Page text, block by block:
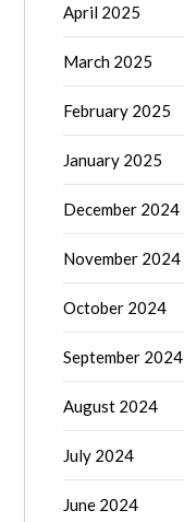
April 2025
March 2025
February 2025
January 2025
December 2024
November 2024
October 2024
September 2024
August 2024
July 2024
June 2024